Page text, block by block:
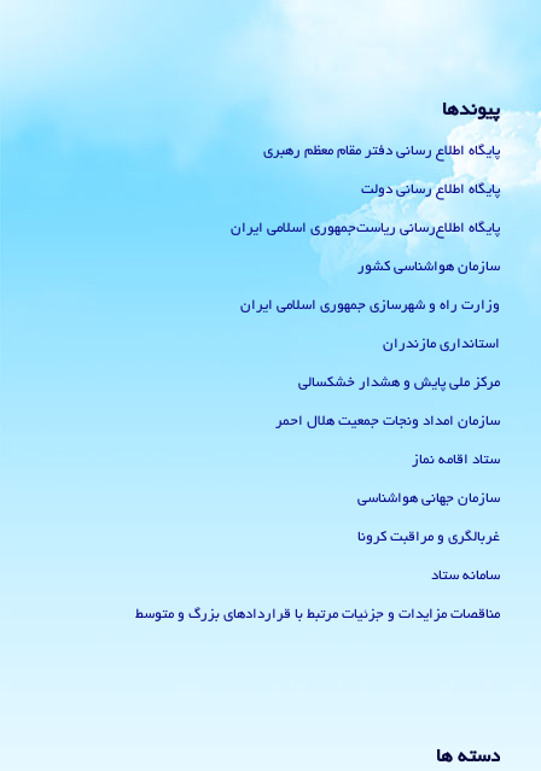
پیوندها
پایگاه اطلاع رسانی دفتر مقام معظم رهبری
پایگاه اطلاع رسانی دولت
پایگاه اطلاع‌رسانی ریاست‌جمهوری اسلامی ایران
سازمان هواشناسی کشور
وزارت راه و شهرسازی جمهوری اسلامی ایران
استانداری مازندران
مرکز ملی پایش و هشدار خشکسالی
سازمان امداد ونجات جمعیت هلال احمر
ستاد اقامه نماز
سازمان جهانی هواشناسی
غربالگری و مراقبت کرونا
سامانه ستاد
مناقصات مزایدات و جزئیات مرتبط با قراردادهای بزرگ و متوسط
دسته ها